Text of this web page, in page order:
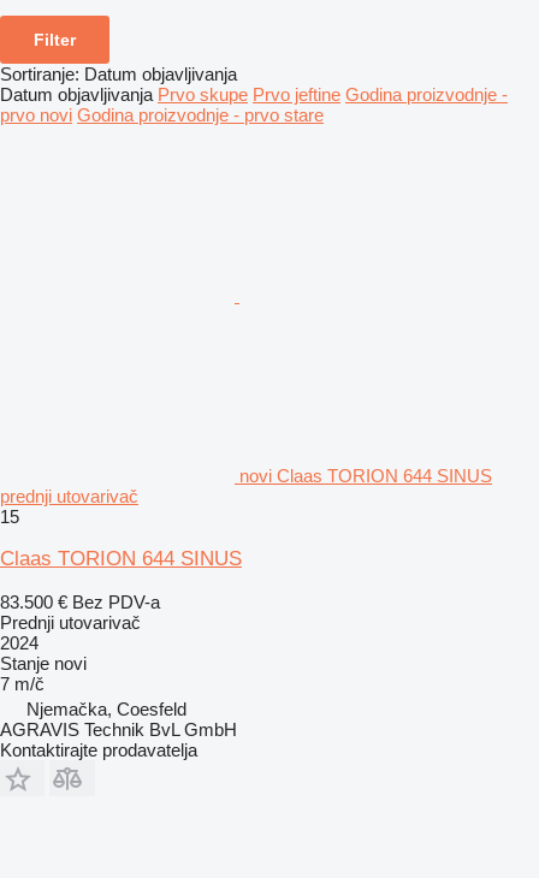
Filter
Sortiranje: Datum objavljivanja
Datum objavljivanja Prvo skupe Prvo jeftine Godina proizvodnje -
prvo novi Godina proizvodnje - prvo stare
novi Claas TORION 644 SINUS
prednji utovarivač
15
Claas TORION 644 SINUS
83.500 € Bez PDV-a
Prednji utovarivač
2024
Stanje novi
7 m/č
Njemačka, Coesfeld
AGRAVIS Technik BvL GmbH
Kontaktirajte prodavatelja